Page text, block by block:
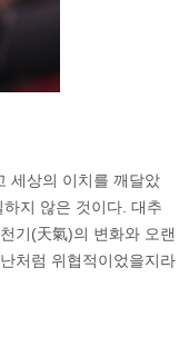
세상의 이치를 깨달았
지 않은 것이다. 대추
기(天氣)의 변화와 오랜
처럼 위협적이었을지라